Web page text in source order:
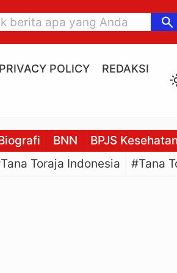
search
PRIVACY POLICY
REDAKSI
BNN BPJS Kesehatan
Toraja Indonesia #Tana